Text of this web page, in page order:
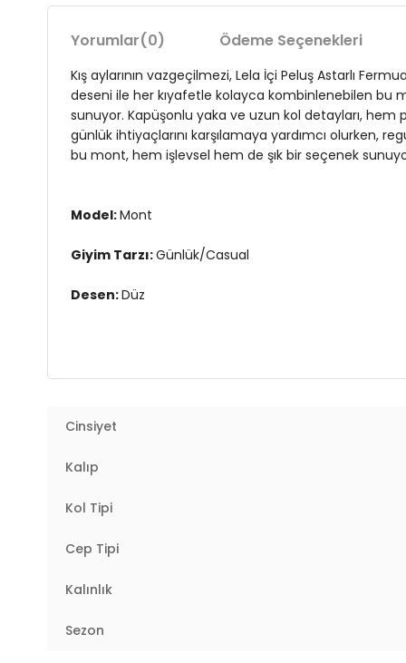
Yorumlar(0) Ödeme Seçenekleri
Kış aylarının vazgeçilmezi, Lela İçi Peluş Astarlı
deseni ile her kıyafetle kolayca kombinlenebilen bu
sunuyor. Kapüşonlu yaka ve uzun kol detayları, hem
günlük ihtiyaçlarını karşılamaya yardımcı olurken,
bu mont, hem işlevsel hem de şık bir seçenek
Model:Mont
Giyim Tarzı:Günlük/Casual
Desen:Düz
Materyal:Polyester
Cinsiyet
Kalıp
Kol Tipi
Cep Tipi
Kalınlık
Sezon